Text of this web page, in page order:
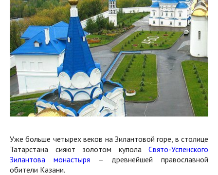
Уже больше четырех веков на Зилантовой горе, в столице
Татарстана сияют золотом купола Свято-Успенского
Зилантова монастыря – древнейшей православной
обители Казани.